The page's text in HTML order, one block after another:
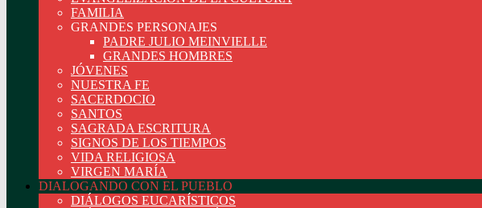
FAMILIA
GRANDES PERSONAJES
PADRE JULIO MEINVIELLE
GRANDES HOMBRES
JÓVENES
NUESTRA FE
SACERDOCIO
SANTOS
SAGRADA ESCRITURA
SIGNOS DE LOS TIEMPOS
VIDA RELIGIOSA
VIRGEN MARÍA
DIALOGANDO CON EL PUEBLO
DIÁLOGOS EUCARÍSTICOS